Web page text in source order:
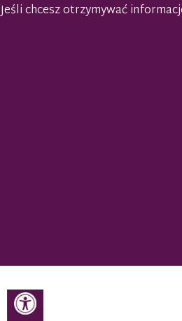
Jeśli chcesz otrzymywać